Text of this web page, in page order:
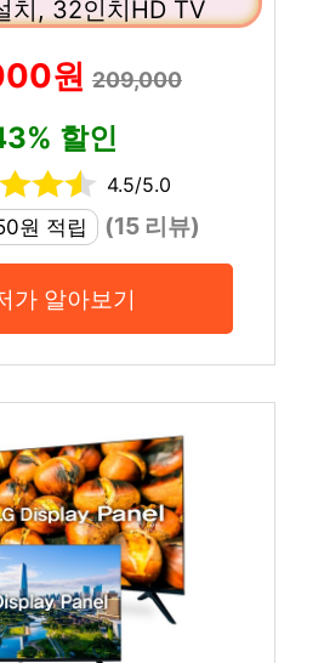
치, 32인치HD TV
원 209,000
할인
4.5/5.0
원 적립
(15 리뷰)
가 알아보기